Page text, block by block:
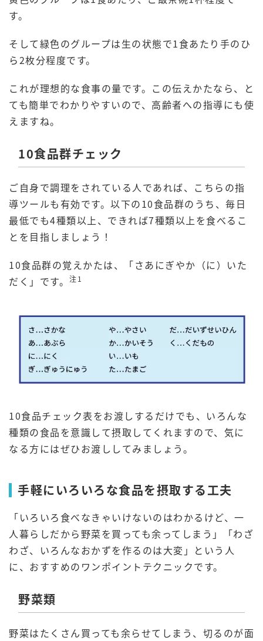
す。
そして緑色のグループは生の状態で1食あたり手のひ
ら2枚分程度です。
これが理想的な食事の量です。この伝えかたなら、と
ても簡単でわかりやすいので、高齢者への指導にも使
えますね。
10食品群チェック
ご自身で調理をされている人であれば、こちらの指
導ツールも有効です。以下の10食品群のうち、毎日
最低でも4種類以上、できれば7種類以上を食べるこ
とを目指しましょう！
10食品群の覚えかたは、「さあにぎやか（に）いた
だく」です。
注1
10食品チェック表をお渡しするだけでも、いろんな
種類の食品を意識して摂取してくれますので、気に
なる方にはぜひお渡ししてみましょう。
手軽にいろいろな食品を摂取する工夫
「いろいろ食べなきゃいけないのはわかるけど、一
人暮らしだから野菜を買っても余ってしまう」「わざ
わざ、いろんなおかずを作るのは大変」という人
に、おすすめのワンポイントテクニックです。
野菜類
野菜はたくさん買っても余らせてしまう、切るのが面